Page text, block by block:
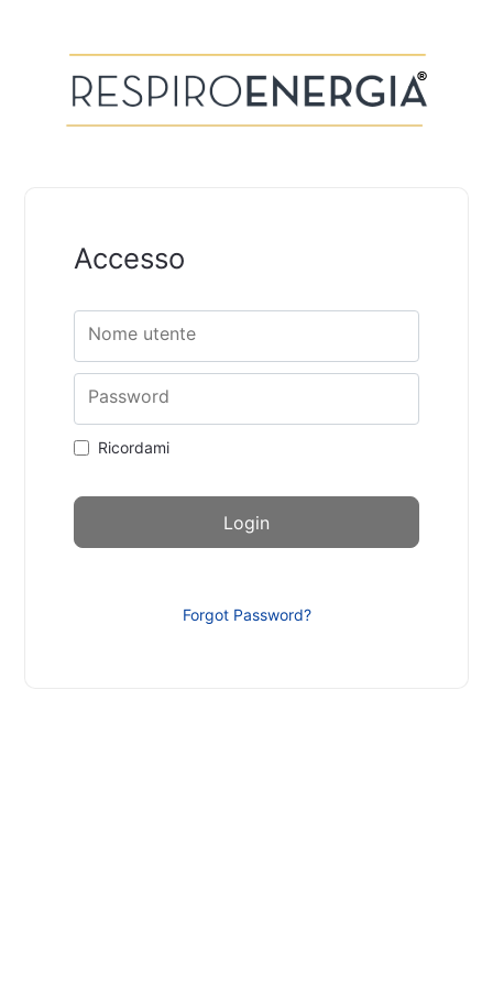
Accesso
Nome utente
Password
Ricordami
Forgot Password?